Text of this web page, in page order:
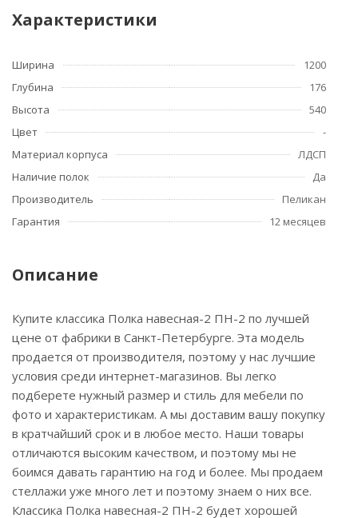
Характеристики
Ширина
1200
Глубина
176
Высота
540
Цвет
-
Материал корпуса
ЛДСП
Наличие полок
Да
Производитель
Пеликан
Гарантия
12 месяцев
Описание
Купите классика Полка навесная-2 ПН-2 по лучшей
цене от фабрики в Санкт-Петербурге. Эта модель
продается от производителя, поэтому у нас лучшие
условия среди интернет-магазинов. Вы легко
подберете нужный размер и стиль для мебели по
фото и характеристикам. А мы доставим вашу покупку
в кратчайший срок и в любое место. Наши товары
отличаются высоким качеством, и поэтому мы не
боимся давать гарантию на год и более. Мы продаем
стеллажи уже много лет и поэтому знаем о них все.
Классика Полка навесная-2 ПН-2 будет хорошей